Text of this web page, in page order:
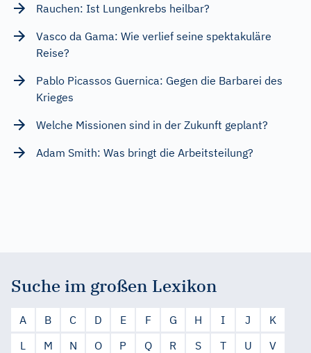
Rauchen: Ist Lungenkrebs heilbar?
Vasco da Gama: Wie verlief seine spektakuläre
Reise?
Pablo Picassos Guernica: Gegen die Barbarei des
Krieges
Welche Missionen sind in der Zukunft geplant?
Adam Smith: Was bringt die Arbeitsteilung?
Suche im großen Lexikon
A B C D E F G H I J
K
L
M N O P Q R S T U
V